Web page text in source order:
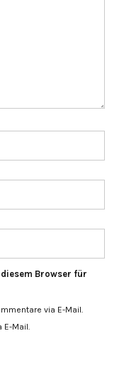
Browser für
via E-Mail.
E-Mail.